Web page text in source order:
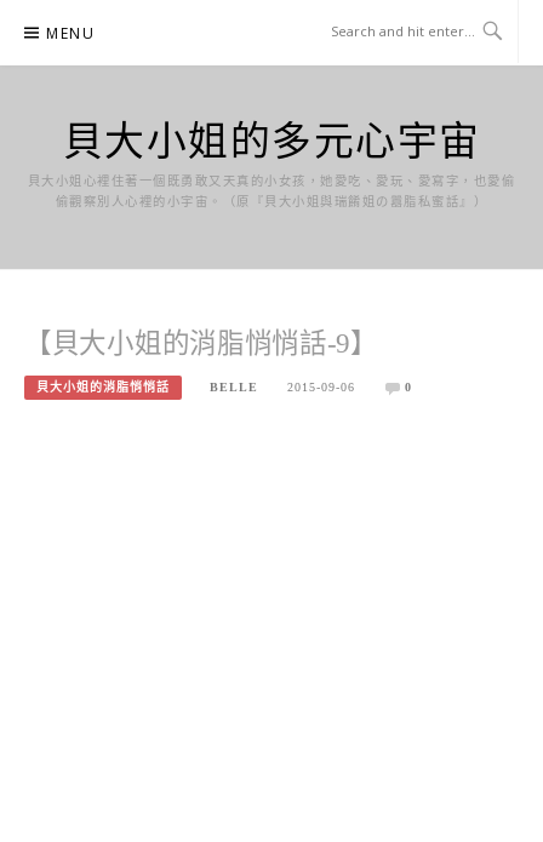
content
MENU
貝大小姐的多元心宇宙
貝大小姐心裡住著一個既勇敢又天真的小女孩，她愛吃、愛玩、愛寫字，也愛偷
偷觀察別人心裡的小宇宙。（原『貝大小姐與瑞餚姐の囂脂私蜜話』）
【貝大小姐的消脂悄悄話-9】
貝大小姐的消脂悄悄話 BELLE 2015-09-06 0